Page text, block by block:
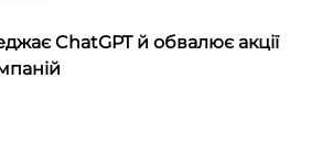
ChatGPT й обвалює акції